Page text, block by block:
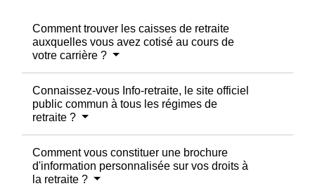
Comment trouver les caisses de retraite
auxquelles vous avez cotisé au cours de
votre carrière ?
Connaissez-vous Info-retraite, le site officiel
public commun à tous les régimes de
retraite ?
Comment vous constituer une brochure
d'information personnalisée sur vos droits à
la retraite ?